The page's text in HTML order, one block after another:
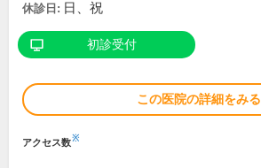
休診日: 日、祝
初診受付
この医院の詳細をみる
アクセス数※